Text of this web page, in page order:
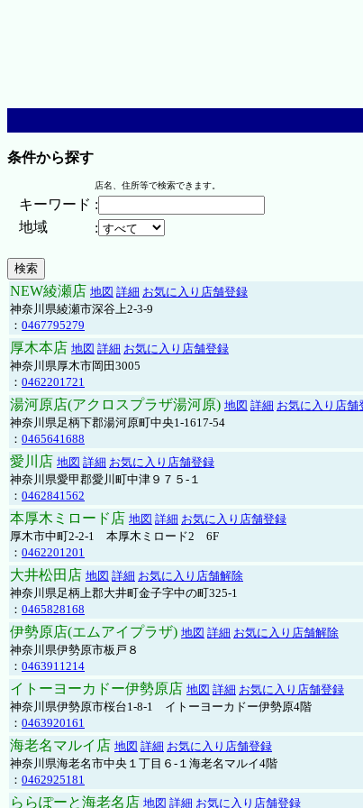
条件から探す
店名、住所等で検索できます。
キーワード :
地域
:
NEW綾瀬店 地図 詳細 お気に入り店舗登録
神奈川県綾瀬市深谷上2-3-9
： 0467795279
厚木本店 地図 詳細 お気に入り店舗登録
神奈川県厚木市岡田3005
： 0462201721
湯河原店(アクロスプラザ湯河原) 地図 詳細 お気に入り店舗
神奈川県足柄下郡湯河原町中央1-1617-54
： 0465641688
愛川店 地図 詳細 お気に入り店舗登録
神奈川県愛甲郡愛川町中津９７５-１
： 0462841562
本厚木ミロード店 地図 詳細 お気に入り店舗登録
厚木市中町2-2-1 本厚木ミロード2 6F
： 0462201201
大井松田店 地図 詳細 お気に入り店舗解除
神奈川県足柄上郡大井町金子字中の町325-1
： 0465828168
伊勢原店(エムアイプラザ) 地図 詳細 お気に入り店舗解除
神奈川県伊勢原市板戸８
： 0463911214
イトーヨーカドー伊勢原店 地図 詳細 お気に入り店舗登録
神奈川県伊勢原市桜台1-8-1 イトーヨーカドー伊勢原4階
： 0463920161
海老名マルイ店 地図 詳細 お気に入り店舗登録
神奈川県海老名市中央１丁目６-１海老名マルイ4階
： 0462925181
ららぽーと海老名店 地図 詳細 お気に入り店舗登録